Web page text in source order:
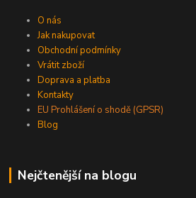
O nás
Jak nakupovat
Obchodní podmínky
Vrátit zboží
Doprava a platba
Kontakty
EU Prohlášení o shodě (GPSR)
Blog
Nejčtenější na blogu